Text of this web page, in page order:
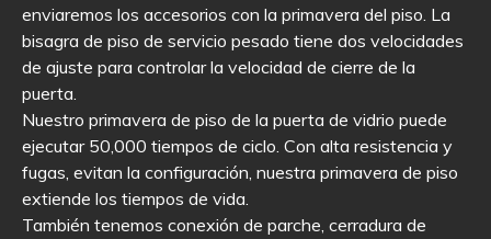
enviaremos los accesorios con la primavera del piso. La
bisagra de piso de servicio pesado tiene dos velocidades
de ajuste para controlar la velocidad de cierre de la
puerta.
Nuestro primavera de piso de la puerta de vidrio puede
ejecutar 50,000 tiempos de ciclo. Con alta resistencia y
fugas, evitan la configuración, nuestra primavera de piso
extiende los tiempos de vida.
También tenemos conexión de parche, cerradura de